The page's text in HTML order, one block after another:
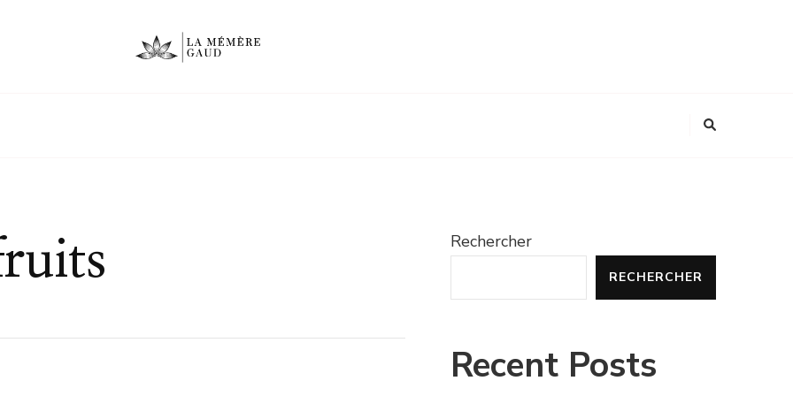
Rechercher
RECHERCHER
Recent Posts